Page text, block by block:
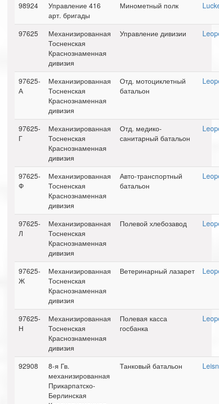
98924
Управление 416
арт. бригады
Минометный полк
97625
Механизированная
Тосненская
Краснознаменная
дивизия
Управление дивизии
97625-
А
Механизированная
Тосненская
Краснознаменная
дивизия
Отд. мотоциклетный
батальон
97625-
Г
Механизированная
Тосненская
Краснознаменная
дивизия
Отд. медико-
санитарный батальон
97625-
Ф
Механизированная
Тосненская
Краснознаменная
дивизия
Авто-транспортный
батальон
97625-
Л
Механизированная
Тосненская
Краснознаменная
дивизия
Полевой хлебозавод
97625-
Ж
Механизированная
Тосненская
Краснознаменная
дивизия
Ветеринарный лазарет
97625-
Н
Механизированная
Тосненская
Краснознаменная
дивизия
Полевая касса
госбанка
92908
8-я Гв.
механизированная
Прикарпатско-
Берлинская
Танковый батальон